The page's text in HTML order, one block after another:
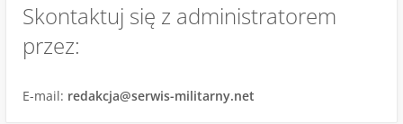
Skontaktuj się z administratorem
przez:
E-mail: redakcja@serwis-militarny.net